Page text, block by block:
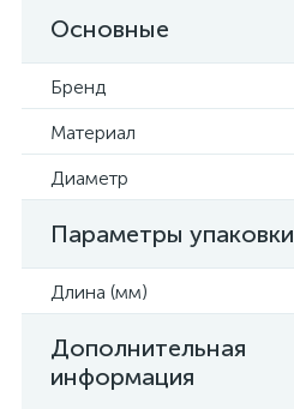
Основные
Бренд
Материал
Диаметр
Параметры упаковки
Длина (мм)
Дополнительная
информация